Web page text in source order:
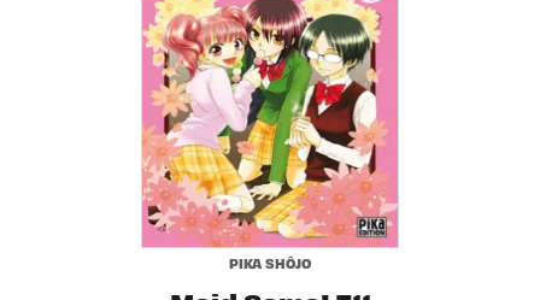
PIKA SHÔJO